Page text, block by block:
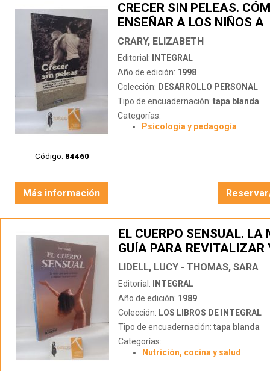
Código: 84460
CRECER SIN PELEAS.
ENSEÑAR A LOS NIÑOS A
RESOLVER CONFLICTOS
INTELIGENCIA
CRARY, ELIZABETH
Editorial:
INTEGRAL
Año de edición: 1998
Colección: DESARROLLO PERSONAL
Tipo de encuadernación: tapa blanda
Categorías:
Psicología y pedagogía
Más información
EL CUERPO SENSUAL. LA
GUÍA PARA REVITALIZAR
DISFRUTAR TU PROPIO
LIDELL, LUCY - THOMAS, SARA
Editorial:
INTEGRAL
Año de edición: 1989
Colección: LOS LIBROS DE INTEGRAL
Tipo de encuadernación: tapa blanda
Categorías:
Nutrición, cocina y salud